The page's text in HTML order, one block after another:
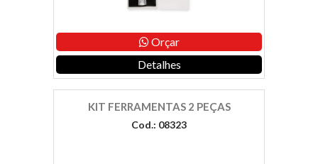
Orçar
Detalhes
KIT FERRAMENTAS 2 PEÇAS
Cod.: 08323